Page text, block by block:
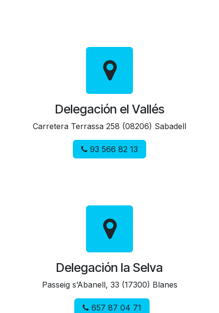
Delegación el Vallés
Carretera Terrassa 258 (08206) Sabadell
93 566 82 13
Delegación la Selva
Passeig s’Abanell, 33 (17300) Blanes
657 87 04 71